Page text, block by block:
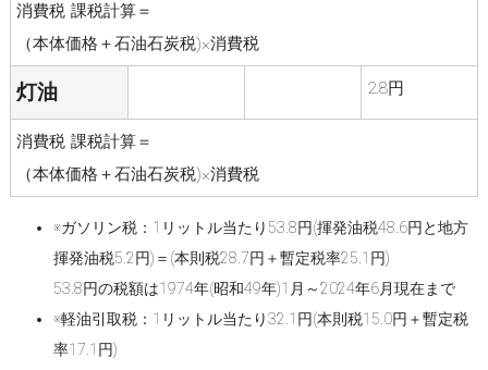
消費税 課税計算＝
（本体価格＋石油石炭税)×消費税
灯油 2.8円
消費税 課税計算＝
（本体価格＋石油石炭税)×消費税
※ガソリン税：1リットル当たり53.8円(揮発油税48.6円と地方
揮発油税5.2円)＝(本則税28.7円＋暫定税率25.1円)
53.8円の税額は1974年(昭和49年)1月～2024年6月現在まで
※軽油引取税：1リットル当たり32.1円(本則税15.0円＋暫定税
率17.1円)